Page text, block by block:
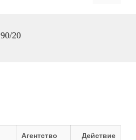
90/20
Агентство Действие